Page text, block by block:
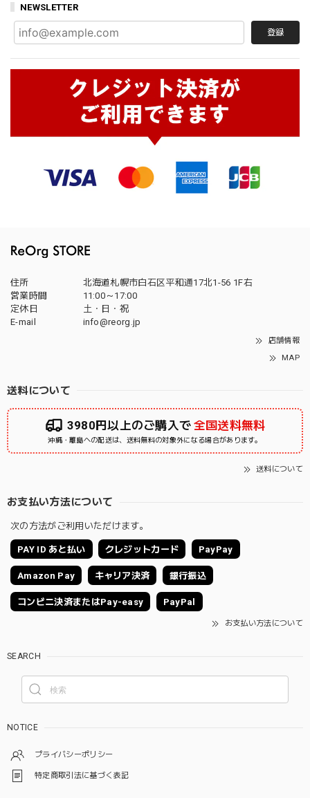
NEWSLETTER
登録
住所
北海道札幌市白石区平和通17北1-56 1F右
営業時間
11:00～17:00
定休日
土・日・祝
E-mail
info@reorg.jp
店舗情報
MAP
送料について
3980円以上のご購入で 全国送料無料
沖縄・離島への配送は、送料無料の対象外になる場合があります。
送料について
お支払い方法について
次の方法がご利用いただけます。
PAY ID あと払い クレジットカード PayPay
Amazon Pay キャリア決済 銀行振込
コンビニ決済またはPay-easy PayPal
お支払い方法について
SEARCH
NOTICE
プライバシーポリシー
特定商取引法に基づく表記